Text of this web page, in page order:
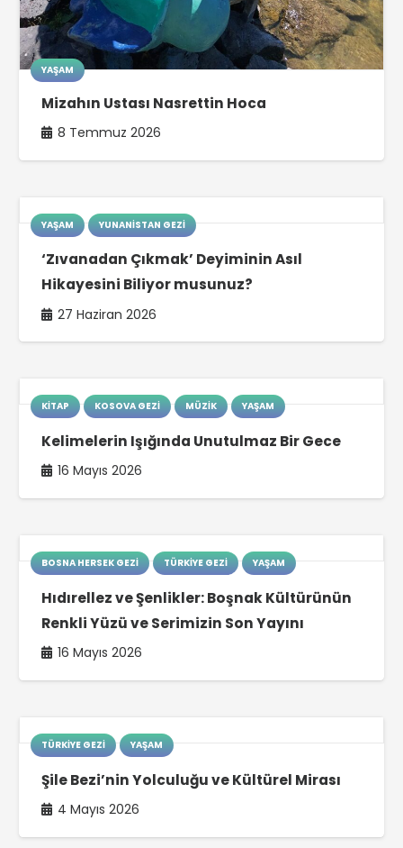
YAŞAM
Mizahın Ustası Nasrettin Hoca
8 Temmuz 2026
YAŞAM YUNANISTAN GEZI
‘Zıvanadan Çıkmak’ Deyiminin Asıl
Hikayesini Biliyor musunuz?
27 Haziran 2026
KITAP KOSOVA GEZI MÜZIK YAŞAM
Kelimelerin Işığında Unutulmaz Bir Gece
16 Mayıs 2026
BOSNA HERSEK GEZI TÜRKIYE GEZI YAŞAM
Hıdırellez ve Şenlikler: Boşnak Kültürünün
Renkli Yüzü ve Serimizin Son Yayını
16 Mayıs 2026
TÜRKIYE GEZI YAŞAM
Şile Bezi’nin Yolculuğu ve Kültürel Mirası
4 Mayıs 2026